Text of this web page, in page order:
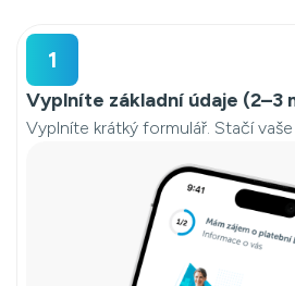
1
Vyplníte základní údaje (2–3
Vyplníte krátký formulář. Stačí